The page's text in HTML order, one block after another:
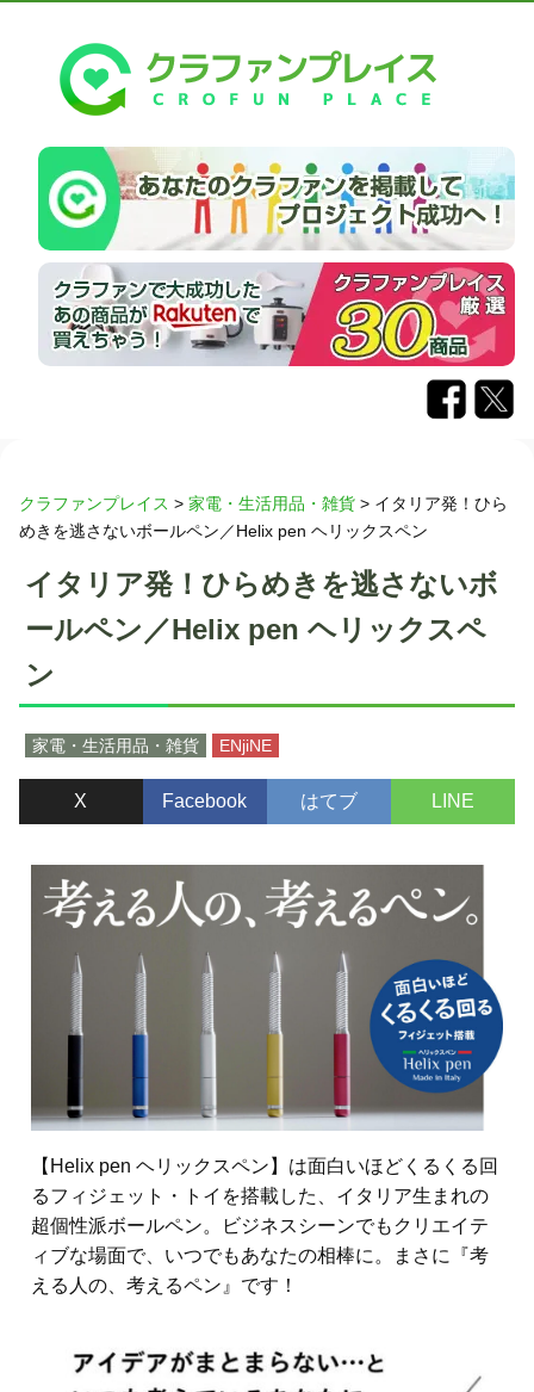
クラファンプレイス > 家電・生活用品・雑貨 > イタリア発！ひら
めきを逃さないボールペン／Helix pen ヘリックスペン
イタリア発！ひらめきを逃さないボ
ールペン／Helix pen ヘリックスペ
ン
家電・生活用品・雑貨 ENjiNE
X Facebook はてブ LINE
【Helix pen ヘリックスペン】は面白いほどくるくる回
るフィジェット・トイを搭載した、イタリア生まれの
超個性派ボールペン。ビジネスシーンでもクリエイテ
ィブな場面で、いつでもあなたの相棒に。まさに『考
える人の、考えるペン』です！